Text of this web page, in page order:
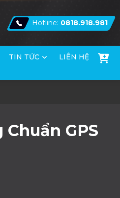
Hotline: 0818.918.981
TIN TỨC LIÊN HỆ
GPS